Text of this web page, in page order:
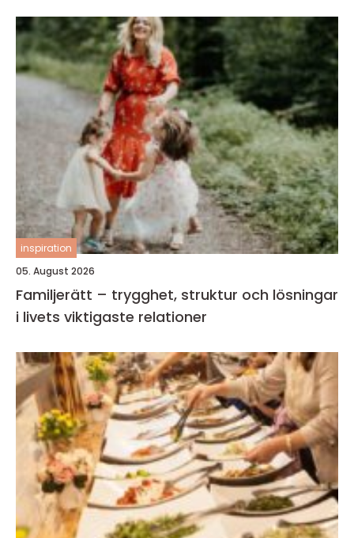
inspiration
05. August 2026
Familjerätt – trygghet, struktur och lösningar
i livets viktigaste relationer